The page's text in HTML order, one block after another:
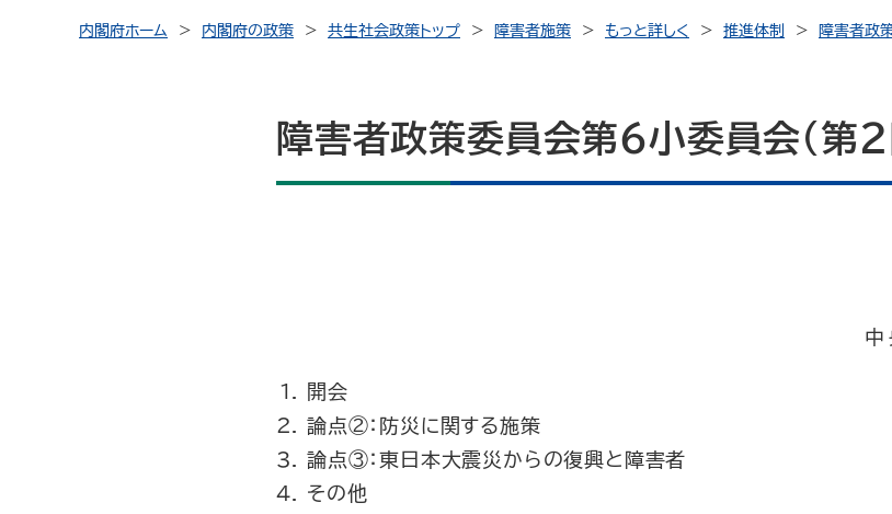
内閣府ホーム 内閣府の政策 共生社会政策トップ 障害者施策 もっと詳しく 推進体制 障害者政
障害者政策委員会第6小委員会（第2
中
開会
論点②：防災に関する施策
論点③：東日本大震災からの復興と障害者
その他